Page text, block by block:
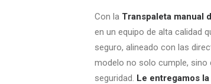
Con la Transpaleta manual
en un equipo de alta calidad
seguro, alineado con las
modelo no solo cumple, sino
seguridad. Le entregamos